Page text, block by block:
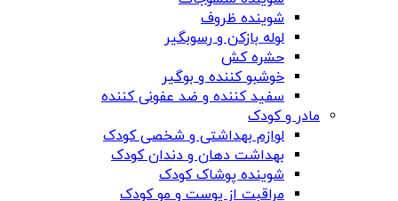
شوینده ظروف
لوله بازکن و رسوبگیر
حشره کش
خوشبو کننده و بوگیر
سفید کننده و ضد عفونی کننده
مادر و کودک
لوازم بهداشتی و شخصی کودک
بهداشت دهان و دندان کودک
شوینده پوشاک کودک
مراقبت از پوست و مو کودک